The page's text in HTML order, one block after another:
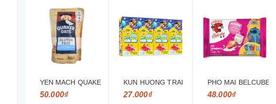
YEN MACH QUAKER OATS 454G
50.000₫
KUN HUONG TRAI CAY NHIET DOI 180ML
27.000₫
PHO MAI BELCUBE
48.000₫